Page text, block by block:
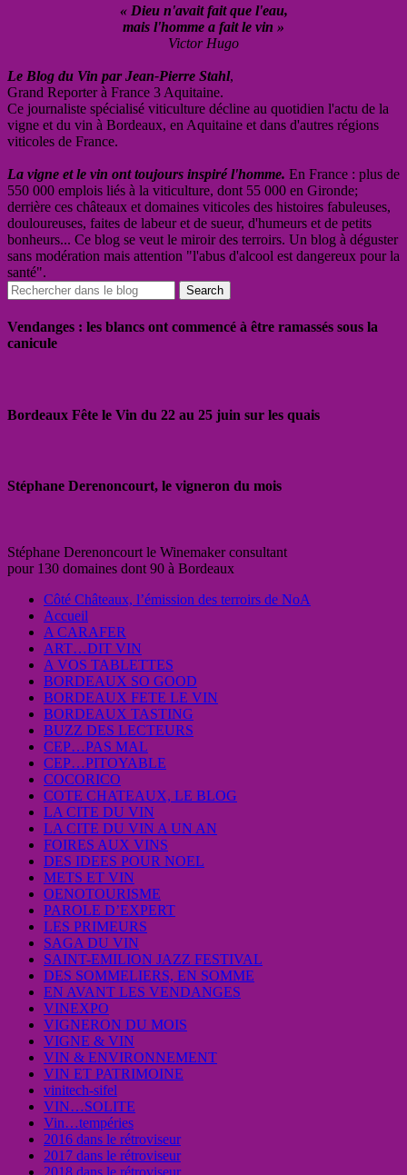
« Dieu n'avait fait que l'eau,
mais l'homme a fait le vin »
Victor Hugo
Le Blog du Vin par Jean-Pierre Stahl,
Grand Reporter à France 3 Aquitaine.
Ce journaliste spécialisé viticulture décline au quotidien l'actu de la
vigne et du vin à Bordeaux, en Aquitaine et dans d'autres régions
viticoles de France.
La vigne et le vin ont toujours inspiré l'homme. En France : plus de
550 000 emplois liés à la viticulture, dont 55 000 en Gironde;
derrière ces châteaux et domaines viticoles des histoires fabuleuses,
douloureuses, faites de labeur et de sueur, d'humeurs et de petits
bonheurs... Ce blog se veut le miroir des terroirs. Un blog à déguster
sans modération mais attention "l'abus d'alcool est dangereux pour la
santé".
Vendanges : les blancs ont commencé à être ramassés sous la
canicule
Bordeaux Fête le Vin du 22 au 25 juin sur les quais
Stéphane Derenoncourt, le vigneron du mois
Stéphane Derenoncourt le Winemaker consultant
pour 130 domaines dont 90 à Bordeaux
Côté Châteaux, l’émission des terroirs de NoA
Accueil
A CARAFER
ART…DIT VIN
A VOS TABLETTES
BORDEAUX SO GOOD
BORDEAUX FETE LE VIN
BORDEAUX TASTING
BUZZ DES LECTEURS
CEP…PAS MAL
CEP…PITOYABLE
COCORICO
COTE CHATEAUX, LE BLOG
LA CITE DU VIN
LA CITE DU VIN A UN AN
FOIRES AUX VINS
DES IDEES POUR NOEL
METS ET VIN
OENOTOURISME
PAROLE D’EXPERT
LES PRIMEURS
SAGA DU VIN
SAINT-EMILION JAZZ FESTIVAL
DES SOMMELIERS, EN SOMME
EN AVANT LES VENDANGES
VINEXPO
VIGNERON DU MOIS
VIGNE & VIN
VIN & ENVIRONNEMENT
VIN ET PATRIMOINE
vinitech-sifel
VIN…SOLITE
Vin…tempéries
2016 dans le rétroviseur
2017 dans le rétroviseur